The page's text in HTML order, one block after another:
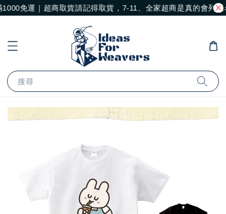
免運｜超商取貨請記得取貨，7-11、全家超商是真的會列黑
搜尋